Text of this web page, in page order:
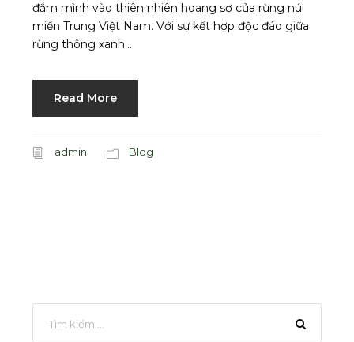
đắm mình vào thiên nhiên hoang sơ của rừng núi
miền Trung Việt Nam. Với sự kết hợp độc đáo giữa
rừng thông xanh...
Read More
admin Blog